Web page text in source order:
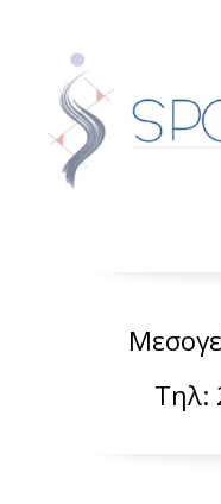
Τηλ: